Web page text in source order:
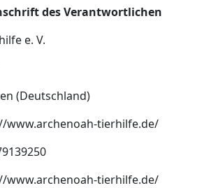
des Verantwortlichen
e. V.
(Deutschland)
www.archenoah-tierhilfe.de/
www.archenoah-tierhilfe.de/